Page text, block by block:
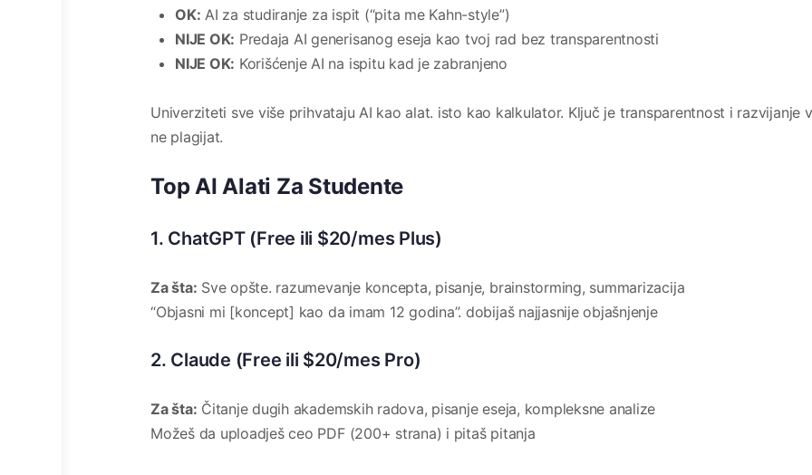
OK: AI za studiranje za ispit (“pita me Kahn-style”)
NIJE OK: Predaja AI generisanog eseja kao tvoj rad bez transparentnosti
NIJE OK: Korišćenje AI na ispitu kad je zabranjeno
Univerziteti sve više prihvataju AI kao alat. isto kao kalkulator. Ključ je transparentnost i razvijanje
ne plagijat.
Top AI Alati Za Studente
1. ChatGPT (Free ili $20/mes Plus)
Za šta: Sve opšte. razumevanje koncepta, pisanje, brainstorming, summarizacija
“Objasni mi [koncept] kao da imam 12 godina”. dobijaš najjasnije objašnjenje
2. Claude (Free ili $20/mes Pro)
Za šta: Čitanje dugih akademskih radova, pisanje eseja, kompleksne analize
Možeš da uploadješ ceo PDF (200+ strana) i pitaš pitanja